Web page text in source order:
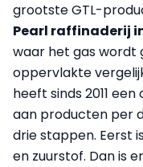
grootste GTL-
Pearl raffinaderij
waar het gas wordt
oppervlakte
heeft sinds 2011
aan producten per
drie stappen. Eerst
en zuurstof. Dan is